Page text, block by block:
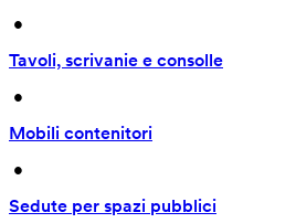
•
Tavoli, scrivanie e consolle
•
Mobili contenitori
•
Sedute per spazi pubblici